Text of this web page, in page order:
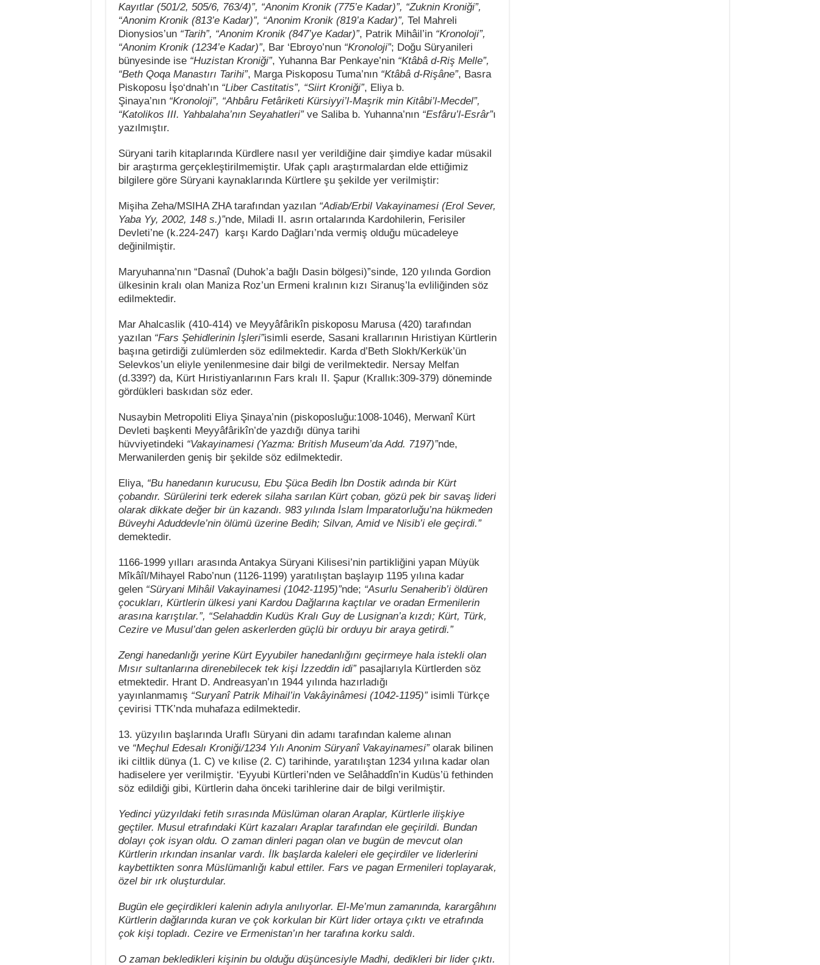
Kayıtlar (501/2, 505/6, 763/4)”, “Anonim Kronik (775’e Kadar)”, “Zuknin Kroniği”,
“Anonim Kronik (813’e Kadar)”, “Anonim Kronik (819’a Kadar)”, Tel Mahreli
Dionysios’un “Tarih”, “Anonim Kronik (847’ye Kadar)”, Patrik Mihâil’in “Kronoloji”,
“Anonim Kronik (1234’e Kadar)”, Bar ‘Ebroyo’nun “Kronoloji”; Doğu Süryanileri
bünyesinde ise “Huzistan Kroniği”, Yuhanna Bar Penkaye’nin “Ktâbâ d-Riş Melle”,
“Beth Qoqa Manastırı Tarihi”, Marga Piskoposu Tuma’nın “Ktâbâ d-Rişâne”, Basra
Piskoposu İşo‘dnah’ın “Liber Castitatis”, “Siirt Kroniği”, Eliya b.
Şinaya’nın “Kronoloji”, “Ahbâru Fetâriketi Kürsiyyi’l-Maşrik min Kitâbi’l-Mecdel”,
“Katolikos III. Yahbalaha’nın Seyahatleri”ve Saliba b. Yuhanna’nın “Esfâru’l-Esrâr”ı
yazılmıştır.
Süryani tarih kitaplarında Kürdlere nasıl yer verildiğine dair şimdiye kadar müsakil
bir araştırma gerçekleştirilmemiştir. Ufak çaplı araştırmalardan elde ettiğimiz
bilgilere göre Süryani kaynaklarında Kürtlere şu şekilde yer verilmiştir:
Mişiha Zeha/MSIHA ZHA tarafından yazılan “Adiab/Erbil Vakayinamesi (Erol Sever,
Yaba Yy, 2002, 148 s.)”nde, Miladi II. asrın ortalarında Kardohilerin, Ferisiler
Devleti’ne (k.224-247) karşı Kardo Dağları’nda vermiş olduğu mücadeleye
değinilmiştir.
Maryuhanna’nın “Dasnaî (Duhok’a bağlı Dasin bölgesi)”sinde, 120 yılında Gordion
ülkesinin kralı olan Maniza Roz’un Ermeni kralının kızı Siranuş’la evliliğinden söz
edilmektedir.
Mar Ahalcaslik (410-414) ve Meyyâfârikîn piskoposu Marusa (420) tarafından
yazılan “Fars Şehidlerinin İşleri”isimli eserde, Sasani krallarının Hıristiyan Kürtlerin
başına getirdiği zulümlerden söz edilmektedir. Karda d’Beth Slokh/Kerkük’ün
Selevkos’un eliyle yenilenmesine dair bilgi de verilmektedir. Nersay Melfan
(d.339?) da, Kürt Hıristiyanlarının Fars kralı II. Şapur (Krallık:309-379) döneminde
gördükleri baskıdan söz eder.
Nusaybin Metropoliti Eliya Şinaya’nin (piskoposluğu:1008-1046), Merwanî Kürt
Devleti başkenti Meyyâfârikîn’de yazdığı dünya tarihi
hüvviyetindeki “Vakayinamesi (Yazma: British Museum’da Add. 7197)”nde,
Merwanilerden geniş bir şekilde söz edilmektedir.
Eliya, “Bu hanedanın kurucusu, Ebu Şüca Bedih İbn Dostik adında bir Kürt
çobandır. Sürülerini terk ederek silaha sarılan Kürt çoban, gözü pek bir savaş lideri
olarak dikkate değer bir ün kazandı. 983 yılında İslam İmparatorluğu’na hükmeden
Büveyhi Aduddevle’nin ölümü üzerine Bedih; Silvan, Amid ve Nisib’i ele geçirdi.”
demektedir.
1166-1999 yılları arasında Antakya Süryani Kilisesi’nin partikliğini yapan Müyük
Mîkâîl/Mihayel Rabo’nun (1126-1199) yaratılıştan başlayıp 1195 yılına kadar
gelen “Süryani Mihâil Vakayinamesi (1042-1195)”nde; “Asurlu Senaherib’i öldüren
çocukları, Kürtlerin ülkesi yani Kardou Dağlarına kaçtılar ve oradan Ermenilerin
arasına karıştılar.”, “Selahaddin Kudüs Kralı Guy de Lusignan’a kızdı; Kürt, Türk,
Cezire ve Musul’dan gelen askerlerden güçlü bir orduyu bir araya getirdi.”
Zengi hanedanlığı yerine Kürt Eyyubiler hanedanlığını geçirmeye hala istekli olan
Mısır sultanlarına direnebilecek tek kişi İzzeddin idi”pasajlarıyla Kürtlerden söz
etmektedir. Hrant D. Andreasyan’ın 1944 yılında hazırladığı
yayınlanmamış “Suryanî Patrik Mihail’in Vakâyinâmesi (1042-1195)”isimli Türkçe
çevirisi TTK’nda muhafaza edilmektedir.
13. yüzyılın başlarında Uraflı Süryani din adamı tarafından kaleme alınan
ve “Meçhul Edesalı Kroniği/1234 Yılı Anonim Süryanî Vakayinamesi” olarak bilinen
iki ciltlik dünya (1. C) ve kılise (2. C) tarihinde, yaratılıştan 1234 yılına kadar olan
hadiselere yer verilmiştir. ‘Eyyubi Kürtleri’nden ve Selâhaddîn’in Kudüs’ü fethinden
söz edildiği gibi, Kürtlerin daha önceki tarihlerine dair de bilgi verilmiştir.
Yedinci yüzyıldaki fetih sırasında Müslüman olaran Araplar, Kürtlerle ilişkiye
geçtiler. Musul etrafındaki Kürt kazaları Araplar tarafından ele geçirildi. Bundan
dolayı çok isyan oldu. O zaman dinleri pagan olan ve bugün de mevcut olan
Kürtlerin ırkından insanlar vardı. İlk başlarda kaleleri ele geçirdiler ve liderlerini
kaybettikten sonra Müslümanlığı kabul ettiler. Fars ve pagan Ermenileri toplayarak,
özel bir ırk oluşturdular.
Bugün ele geçirdikleri kalenin adıyla anılıyorlar. El-Me’mun zamanında, karargâhını
Kürtlerin dağlarında kuran ve çok korkulan bir Kürt lider ortaya çıktı ve etrafında
çok kişi topladı. Cezire ve Ermenistan’ın her tarafına korku saldı.
O zaman bekledikleri kişinin bu olduğu düşüncesiyle Madhi, dedikleri bir lider çıktı.